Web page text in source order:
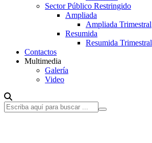
Sector Público Restringido
Ampliada
Ampliada Trimestral
Resumida
Resumida Trimestral
Contactos
Multimedia
Galería
Video